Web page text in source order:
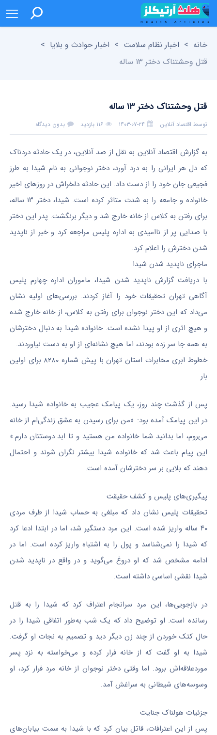
خانه > اخبار نظام سلامت > اخبار حوادث و بلایا >
قتل وحشتناک دختر ۱۳ ساله
قتل وحشتناک دختر ۱۳ ساله
توسط اقتصاد آنلاین ۱۴۰۳-۰۷-۲۴ ۱۱۶ بازدید بدون دیدگاه
به گزارش اقتصاد آنلاین به نقل از صد آنلاین، در یک حادثه دردناک
که دل هر ایرانی را به درد آورد، دختر نوجوانی به نام شیدا به طرز
فجیعی جان خود را از دست داد. این حادثه دلخراش در روز‌های اخیر
خانواده و جامعه را به شدت متاثر کرده است. شیدا، دختر ۱۳ ساله،
برای رفتن به کلاس از خانه خارج شد و دیگر برنگشت. پدر این دختر
با صدایی پر از ناامیدی به اداره پلیس مراجعه کرد و خبر از ناپدید
شدن دخترش را اعلام کرد.
ماجرای ناپدید شدن شیدا
با دریافت گزارش ناپدید شدن شیدا، ماموران اداره چهارم پلیس
آگاهی تهران تحقیقات خود را آغاز کردند. بررسی‌های اولیه نشان
می‌داد که این دختر نوجوان برای رفتن به کلاس، از خانه خارج شده
و هیچ اثری از او پیدا نشده است. خانواده شیدا به دنبال دخترشان
به همه جا سر زده بودند، اما هیچ نشانه‌ای از او به دست نیاوردند.
خطوط ابری مخابرات استان تهران با پیش شماره ۸۲۸۰ برای اولین
بار
پس از گذشت چند روز، یک پیامک عجیب به خانواده شیدا رسید.
در این پیامک آمده بود: «من برای رسیدن به عشق زندگی‌ام از خانه
می‌روم، اما بدانید شما خانواده من هستید و تا ابد دوستتان دارم.»
این پیام باعث شد که خانواده شیدا بیشتر نگران شوند و احتمال
دهند که بلایی بر سر دخترشان آمده است.
پیگیری‌های پلیس و کشف حقیقت
تحقیقات پلیس نشان داد که مبلغی به حساب شیدا از طرف مردی
۴۰ ساله واریز شده است. این مرد دستگیر شد، اما در ابتدا ادعا کرد
که شیدا را نمی‌شناسد و پول را به اشتباه واریز کرده است. اما در
ادامه مشخص شد که او دروغ می‌گوید و در واقع در ناپدید شدن
شیدا نقشی اساسی داشته است.
در بازجویی‌ها، این مرد سرانجام اعتراف کرد که شیدا را به قتل
رسانده است. او توضیح داد که یک شب به‌طور اتفاقی شیدا را در
حال کتک خوردن از چند زن دیگر دید و تصمیم به نجات او گرفت.
شیدا به او گفت که از خانه فرار کرده و می‌خواسته به نزد پسر
موردعلاقه‌اش برود. اما وقتی دختر نوجوان از خانه مرد فرار کرد، او
وسوسه‌های شیطانی به سراغش آمد.
جزئیات هولناک جنایت
پس از این اعترافات، قاتل بیان کرد که با شیدا به سمت بیابان‌های